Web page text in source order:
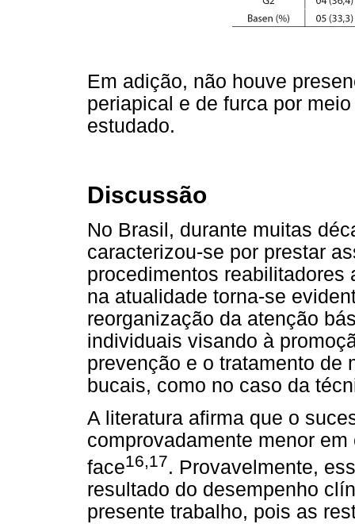
Em adição, não houve
periapical e de furca por
estudado.
Discussão
No Brasil, durante muitas
caracterizou-se por prestar
procedimentos
na atualidade torna-se
reorganização da atenção
individuais visando à
prevenção e o tratamento de
bucais, como no caso da
A literatura afirma que o
comprovadamente menor
face16,17. Provavelmente,
resultado do desempenho
presente trabalho, pois as